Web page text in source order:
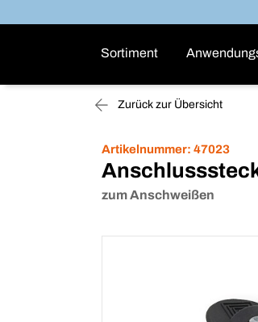
Sortiment
Zurück zur Übersicht
Artikelnummer: 47023
zum Anschweißen